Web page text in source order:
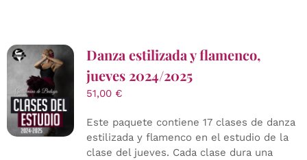
Danza estilizada y flamenco,
jueves 2024/2025
51,00 €
Este paquete contiene 17 clases de danza
estilizada y flamenco en el estudio de la
clase del jueves. Cada clase dura una